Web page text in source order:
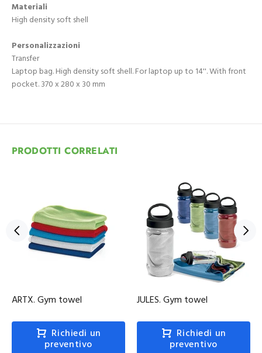
Materiali
High density soft shell
Personalizzazioni
Transfer
Laptop bag. High density soft shell. For laptop up to 14''. With front
pocket. 370 x 280 x 30 mm
PRODOTTI CORRELATI
ARTX. Gym towel
Richiedi un
preventivo
JULES. Gym towel
Richiedi un
preventivo